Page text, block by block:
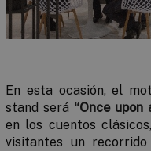
En esta ocasión, el
stand será “Once upon
en los cuentos
visitantes un